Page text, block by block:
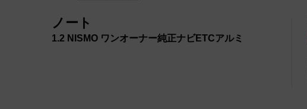
ノート
1.2 NISMO ワンオーナー純正ナビETCアルミ